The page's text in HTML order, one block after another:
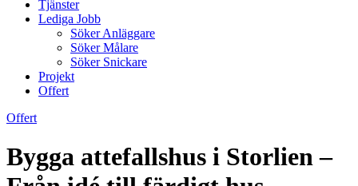
Tjänster
Lediga Jobb
Söker Anläggare
Söker Målare
Söker Snickare
Projekt
Offert
Offert
Bygga attefallshus i Storlien –